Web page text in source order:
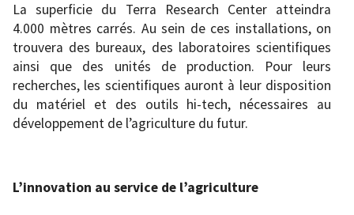
La superficie du Terra Research Center atteindra
4.000 mètres carrés. Au sein de ces installations, on
trouvera des bureaux, des laboratoires scientifiques
ainsi que des unités de production. Pour leurs
recherches, les scientifiques auront à leur disposition
du matériel et des outils hi-tech, nécessaires au
développement de l’agriculture du futur.
L’innovation au service de l’agriculture